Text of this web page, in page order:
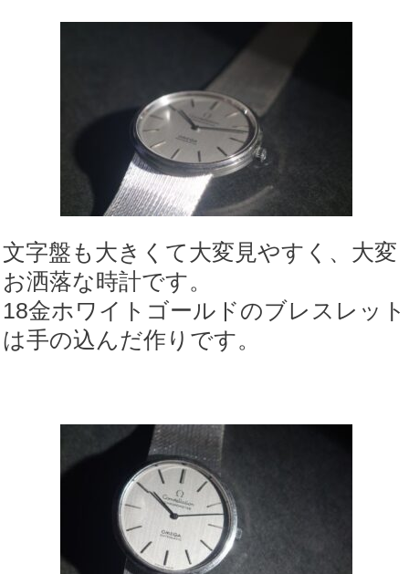
文字盤も大きくて大変見やすく、大変
お洒落な時計です。
18金ホワイトゴールドのブレスレット
は手の込んだ作りです。